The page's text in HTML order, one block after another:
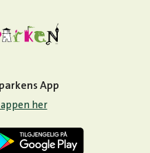
App
her